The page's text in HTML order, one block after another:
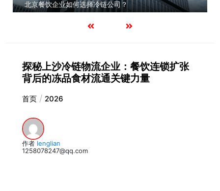
北京餐饮企业如何选择冷链公司？
探秘上沙冷链物流企业：餐饮连锁扩张
背后的冻品食材流通关键力量
首页 2026
作者 lenglian
1258078247@qq.com